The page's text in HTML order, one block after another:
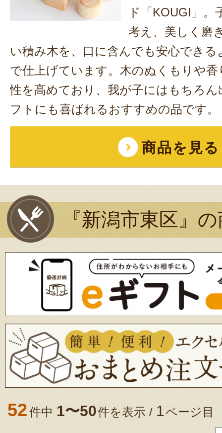
ド「KOUGI」
考え、美しく磨
い積み木を、口に含んでも安心できる
で仕上げています。木のぬくもりや
性を高めており、我が子にはもちろ
フトにも喜ばれるおすすめの品です。
商品を見る
『新潟市東区』
52件中 1〜50件を表示 / 1ページ目